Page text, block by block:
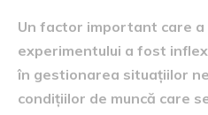
Un factor important care a
experimentului a fost
în gestionarea situațiilor
condițiilor de muncă care